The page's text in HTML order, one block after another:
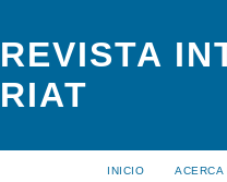
REVISTA
RIAT
INICIO ACERCA